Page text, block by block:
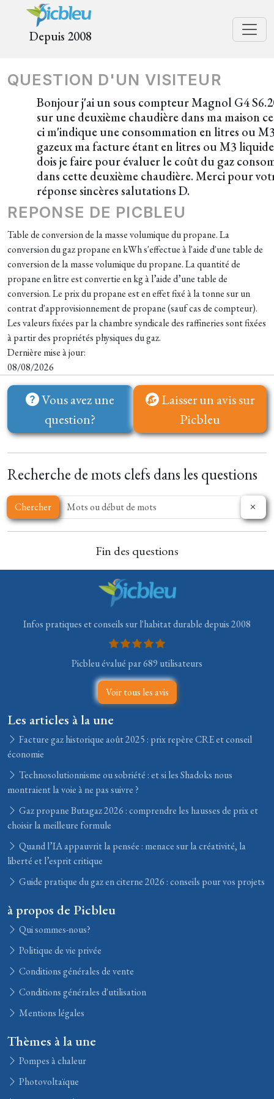
Depuis 2008
QUESTION D'UN VISITEUR
Bonjour j'ai un sous compteur Magnol G4
sur une deuxième chaudière dans ma maison
ci m'indique une consommation en litres ou
gazeux ma facture étant en litres ou M3
dois je faire pour évaluer le coût du gaz
dans cette deuxième chaudière. Merci pour
réponse sincères salutations D.
REPONSE DE PICBLEU
Table de conversion de la masse volumique du propane. La
conversion du gaz propane en kWh s'effectue à l'aide d'une table de
conversion de la masse volumique du propane. La quantité de
propane en litre est convertie en kg à l’aide d’une table de
conversion. Le prix du propane est en effet fixé à la tonne sur un
contrat d'approvisionnement de propane (sauf cas de compteur).
Les valeurs fixées par la chambre syndicale des raffineries sont fixées
à partir des propriétés physiques du gaz.
Dernière mise à jour:
08/08/2026
Vous avez une
question?
Laisser un avis sur
Picbleu
Recherche de mots clefs dans les questions
Chercher
Fin des questions
Infos pratiques et conseils sur l'habitat durable depuis 2008
Picbleu évalué par 689 utilisateurs
Voir tous les avis
Les articles à la une
Facture gaz historique août 2025 : prix repère CRE et conseil
économie
Technosolutionnisme ou sobriété : et si les Shadoks nous
montraient la voie à ne pas suivre ?
Gaz propane Butagaz 2026 : comprendre les hausses de prix et
choisir la meilleure formule
Quand l’IA appauvrit la pensée : menace sur la créativité, la
liberté et l’esprit critique
Guide pratique du gaz en citerne 2026 : conseils pour vos projets
à propos de Picbleu
Qui sommes-nous?
Politique de vie privée
Conditions générales de vente
Conditions générales d'utilisation
Mentions légales
Thèmes à la une
Pompes à chaleur
Photovoltaïque